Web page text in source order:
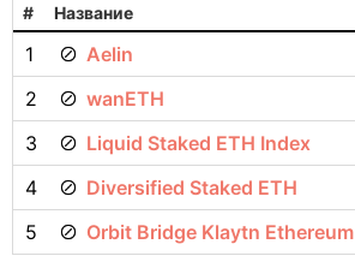
# Название
1 Aelin
2
wanETH
3
Liquid Staked ETH Index
4
Diversified Staked ETH
5
Orbit Bridge Klaytn Ethereum